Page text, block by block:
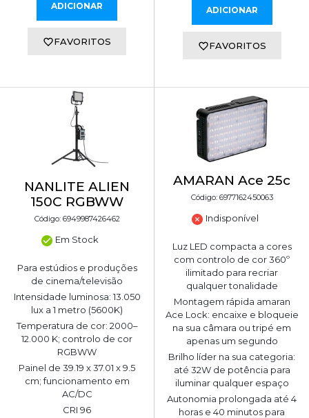
ADICIONAR
FAVORITOS
ADICIONAR
FAVORITOS
NANLITE ALIEN
150C RGBWW
Código: 6949987426462
Em Stock
Para estúdios e produções
de cinema/televisão
Intensidade luminosa: 13.050
lux a 1 metro (5600K)
Temperatura de cor: 2000–
12.000 K; controlo de cor
RGBWW
Painel de 39.19 x 37.01 x 9.5
cm; funcionamento em
AC/DC
CRI 96
AMARAN Ace 25c
Código: 6977162450063
Indisponível
Luz LED compacta a cores
com controlo de cor 360º
ilimitado para recriar
qualquer tonalidade
Montagem rápida amaran
Ace Lock: encaixe e bloqueie
na sua câmara ou tripé em
apenas um segundo
Brilho líder na sua categoria:
até 32W de potência para
iluminar qualquer espaço
Autonomia prolongada até 4
horas e 40 minutos para